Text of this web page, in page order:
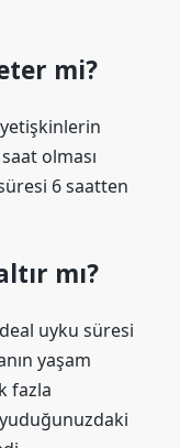
mi?
olması
6 saatten
mı?
uyku süresi
yaşam
fazla